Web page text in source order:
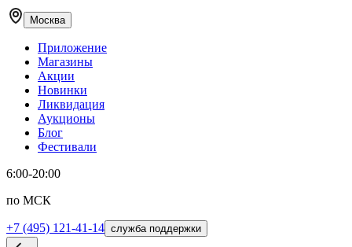
Москва
Приложение
Магазины
Акции
Новинки
Ликвидация
Аукционы
Блог
Фестивали
6:00-20:00
по МСК
+7 (495) 121-41-14 служба поддержки